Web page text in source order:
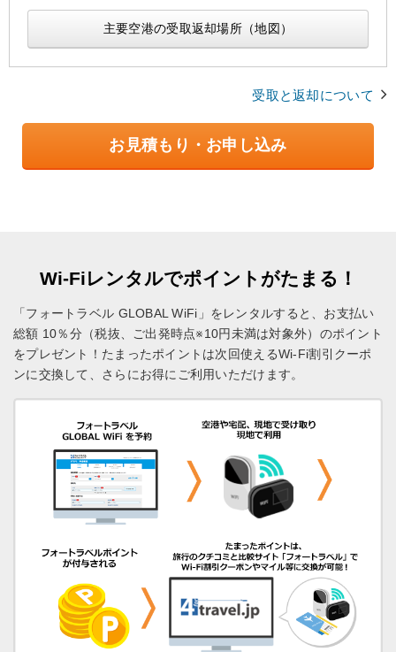
主要空港の受取返却場所（地図）
受取と返却について
お見積もり・お申し込み
Wi-Fiレンタルでポイントがたまる！
「フォートラベル GLOBAL WiFi」をレンタルすると、お支払い
総額 10％分（税抜、ご出発時点※10円未満は対象外）のポイント
をプレゼント！ たまったポイントは次回使えるWi-Fi割引クーポ
ンに交換して、さらにお得にご利用いただけます。